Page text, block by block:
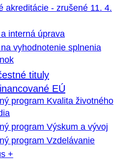
akreditácie - zrušené 11. 4.
interná úprava
vyhodnotenie splnenia
tituly
EÚ
program Kvalita životného
program Výskum a vývoj
program Vzdelávanie
+